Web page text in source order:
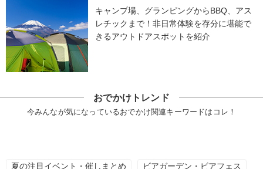
キャンプ場、グランピングからBBQ、アス
レチックまで！非日常体験を存分に堪能で
きるアウトドアスポットを紹介
おでかけトレンド
今みんなが気になっているおでかけ関連キーワードはコレ！
夏の注目イベント・催しまとめ ビアガーデン・ビアフェス